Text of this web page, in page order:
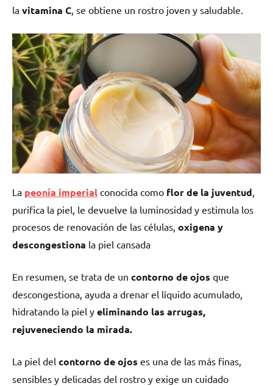
la vitamina C, se obtiene un rostro joven y saludable.
La peonía imperial conocida como flor de la juventud,
purifica la piel, le devuelve la luminosidad y estimula los
procesos de renovación de las células, oxigena y
descongestiona la piel cansada
En resumen, se trata de un contorno de ojos que
descongestiona, ayuda a drenar el líquido acumulado,
hidratando la piel y eliminando las arrugas,
rejuveneciendo la mirada.
La piel del contorno de ojos es una de las más finas,
sensibles y delicadas del rostro y exige un cuidado